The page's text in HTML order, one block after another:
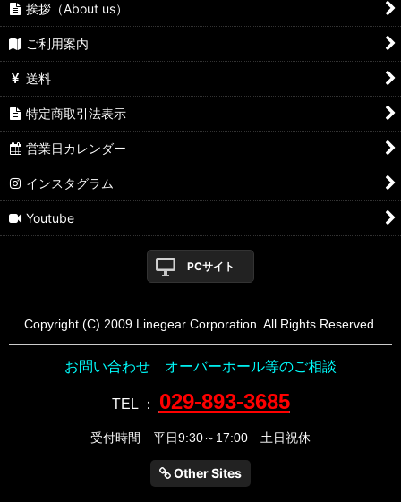
挨拶（About us）
ご利用案内
送料
特定商取引法表示
営業日カレンダー
インスタグラム
Youtube
PCサイト
Copyright (C) 2009 Linegear Corporation. All Rights Reserved.
お問い合わせ オーバーホール等のご相談
TEL： 029-893-3685
受付時間 平日9:30～17:00 土日祝休
Other Sites